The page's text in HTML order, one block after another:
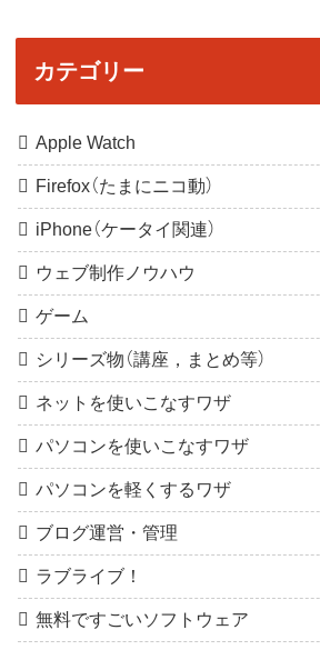
カテゴリー
Apple Watch
Firefox（たまにニコ動）
iPhone（ケータイ関連）
ウェブ制作ノウハウ
ゲーム
シリーズ物（講座，まとめ等）
ネットを使いこなすワザ
パソコンを使いこなすワザ
パソコンを軽くするワザ
ブログ運営・管理
ラブライブ！
無料ですごいソフトウェア